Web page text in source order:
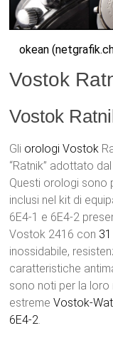
okean
Vostok
Vostok
Gli orologi Vostok
“Ratnik” adottato dal
Questi orologi sono
inclusi nel kit di
6E4-1 e 6E4-2
Vostok 2416 con
inossidabile,
caratteristiche
sono noti per la
estremeVostok-
6E4-2.